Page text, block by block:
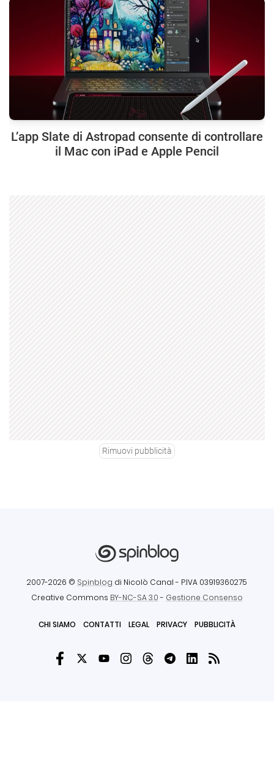
L’app Slate di Astropad consente di controllare
il Mac con iPad e Apple Pencil
Rimuovi pubblicità
2007-2026 © Spinblog di Nicolò Canal - P.IVA 03919360275
Creative Commons BY-NC-SA 3.0- Gestione Consenso
CHI SIAMO CONTATTI LEGAL PRIVACY PUBBLICITÀ